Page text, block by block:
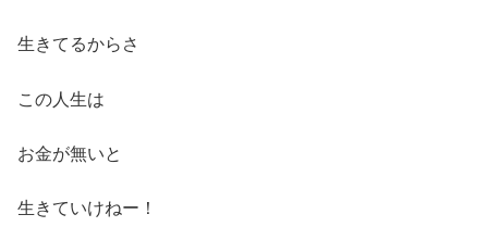
生きてるからさ
この人生は
お金が無いと
生きていけねー！